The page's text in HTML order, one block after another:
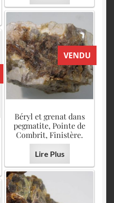
VENDU
Béryl et grenat dans
pegmatite, Pointe de
Combrit, Finistère.
Lire Plus